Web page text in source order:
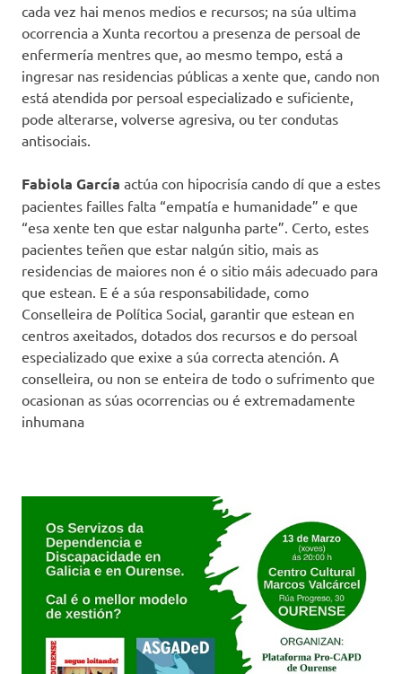
cada vez hai menos medios e recursos; na súa ultima
ocorrencia a Xunta recortou a presenza de persoal de
enfermería mentres que, ao mesmo tempo, está a
ingresar nas residencias públicas a xente que, cando non
está atendida por persoal especializado e suficiente,
pode alterarse, volverse agresiva, ou ter condutas
antisociais.
Fabiola García actúa con hipocrisía cando dí que a estes
pacientes failles falta “empatía e humanidade” e que
“esa xente ten que estar nalgunha parte”. Certo, estes
pacientes teñen que estar nalgún sitio, mais as
residencias de maiores non é o sitio máis adecuado para
que estean. E é a súa responsabilidade, como
Conselleira de Política Social, garantir que estean en
centros axeitados, dotados dos recursos e do persoal
especializado que exixe a súa correcta atención. A
conselleira, ou non se enteira de todo o sufrimento que
ocasionan as súas ocorrencias ou é extremadamente
inhumana